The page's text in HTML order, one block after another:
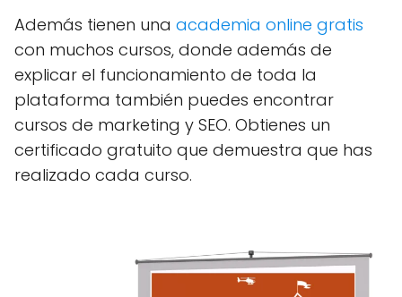
Además tienen una academia online gratis
con muchos cursos, donde además de
explicar el funcionamiento de toda la
plataforma también puedes encontrar
cursos de marketing y SEO. Obtienes un
certificado gratuito que demuestra que has
realizado cada curso.